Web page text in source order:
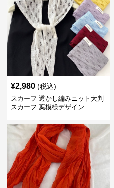
¥2,980 (税込)
スカーフ 透かし編みニット大判
スカーフ 葉模様デザイン